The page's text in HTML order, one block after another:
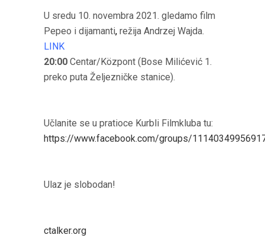
U sredu 10. novembra 2021. gledamo film
Pepeo i dijamanti, režija Andrzej Wajda.
LINK
20:00 Centar/Központ (Bose Milićević 1.
preko puta Željezničke stanice).
Učlanite se u pratioce Kurbli Filmkluba tu:
https://www.facebook.com/groups/
Ulaz je slobodan!
ctalker.org